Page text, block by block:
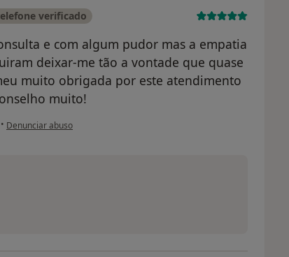
verificado
e com algum pudor mas a empatia
deixar-me tão a vontade que quase
muito obrigada por este atendimento
muito!
• na opinião do utilizador Maria Pedrosa
Denunciar abuso